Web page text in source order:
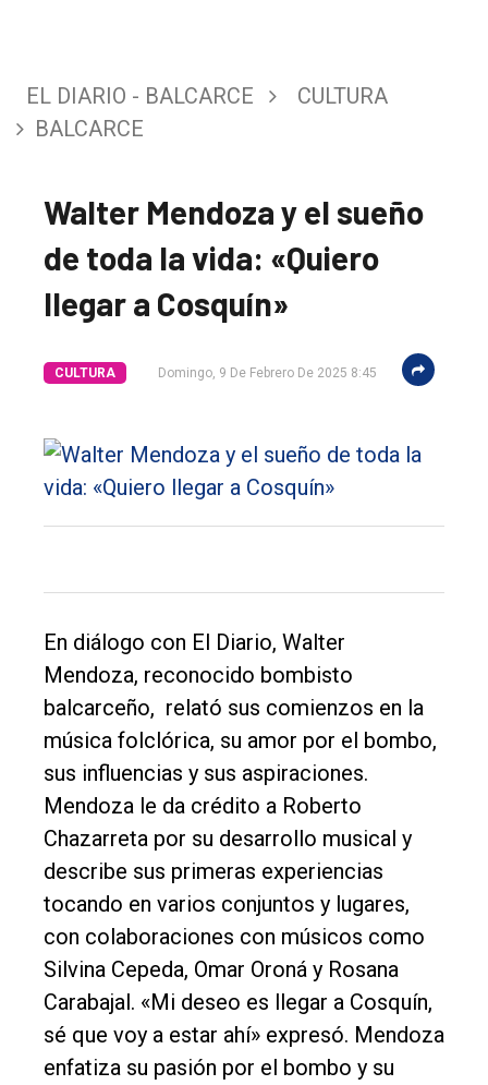
El
único
DIARIO
Balcarce
EL DIARIO - BALCARCE
CULTURA
BALCARCE
Walter Mendoza y el sueño
de toda la vida: «Quiero
llegar a Cosquín»
CULTURA Domingo, 9 De Febrero De 2025 8:45
En diálogo con El Diario, Walter
Mendoza, reconocido bombisto
balcarceño, relató sus comienzos en la
música folclórica, su amor por el bombo,
sus influencias y sus aspiraciones.
Mendoza le da crédito a Roberto
Chazarreta por su desarrollo musical y
describe sus primeras experiencias
tocando en varios conjuntos y lugares,
con colaboraciones con músicos como
Silvina Cepeda, Omar Oroná y Rosana
Carabajal. «Mi deseo es llegar a Cosquín,
sé que voy a estar ahí» expresó. Mendoza
enfatiza su pasión por el bombo y su